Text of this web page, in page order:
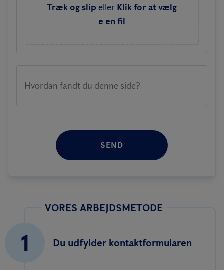
Træk og slip eller Klik for at vælg
e en fil
Hvordan fandt du denne side?
SEND
VORES ARBEJDSMETODE
1 Du udfylder kontaktformularen